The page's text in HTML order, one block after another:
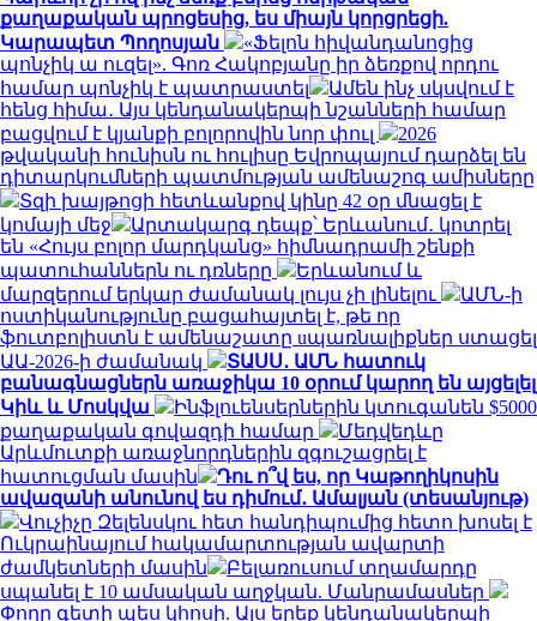
քաղաքական պրոցեսից, ես միայն կորցրեցի.
Կարապետ Պողոսյան
«Ֆելոն հիվանդանոցից
պոնչիկ ա ուզել». Գոռ Հակոբյանը իր ձեռքով որդու
համար պոնչիկ է պատրաստել
Ամեն ինչ սկսվում է
հենց հիմա․ Այս կենդանակերպի նշանների համար
բացվում է կյանքի բոլորովին նոր փուլ
2026
թվականի հունիսն ու հուլիսը Եվրոպայում դարձել են
դիտարկումների պատմության ամենաշոգ ամիսները
Տզի խայթոցի հետևանքով կինը 42 օր մնացել է
կոմայի մեջ
Արտակարգ դեպք՝ Երևանում․ կոտրել
են «Հույս բոլոր մարդկանց» հիմնադրամի շենքի
պատուհաններն ու դռները
Երևանում և
մարզերում երկար ժամանակ լույս չի լինելու
ԱՄՆ-ի
ոստիկանությունը բացահայտել է, թե որ
ֆուտբոլիստն է ամենաշատը uպառնալիքներ ստացել
ԱԱ-2026-ի ժամանակ
ՏԱՍՍ․ ԱՄՆ հատուկ
բանագնացներն առաջիկա 10 օրում կարող են այցելել
Կիև և Մոսկվա
Ինֆլուենսերներին կտուգանեն $5000
քաղաքական գովազդի համար
Մեդվեդևը
Արևմուտքի առաջնորդներին զգուշացրել է
հատուցման մասին
Դու ո՞վ ես, որ Կաթողիկոսին
ավազանի անունով ես դիմում․ Ամալյան (տեսանյութ)
Վուչիչը Զելենսկու հետ հանդիպումից հետո խոսել է
Ուկրաինայում հակամարտության ավարտի
ժամկետների մասին
Բելառուսում տղամարդը
սպանել է 10 ամսական աղջկան. Մանրամասներ
Փողը գետի պես կհոսի. Այս երեք կենդանակերպի